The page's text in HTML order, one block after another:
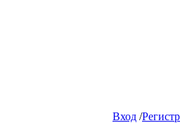
Вход /